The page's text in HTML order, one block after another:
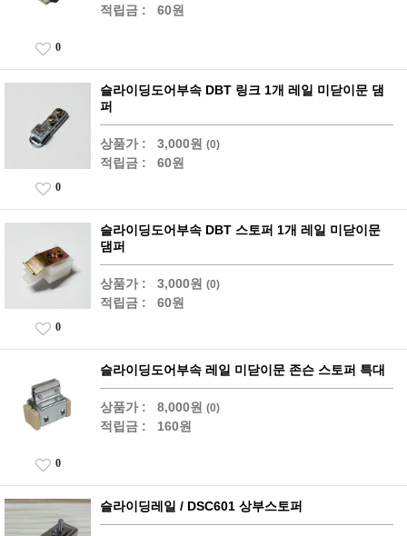
적립금 : 60원
0
슬라이딩도어부속 DBT 링크 1개 레일 미닫이문 댐
퍼
상품가 : 3,000원 (0)
적립금 : 60원
0
슬라이딩도어부속 DBT 스토퍼 1개 레일 미닫이문
댐퍼
상품가 : 3,000원 (0)
적립금 : 60원
0
슬라이딩도어부속 레일 미닫이문 존슨 스토퍼 특대
상품가 : 8,000원 (0)
적립금 : 160원
0
슬라이딩레일 / DSC601 상부스토퍼